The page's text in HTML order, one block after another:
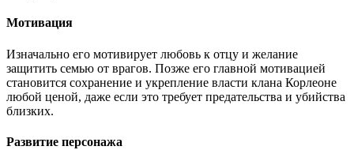
Мотивация
Изначально его мотивирует любовь к отцу и желание
защитить семью от врагов. Позже его главной мотивацией
становится сохранение и укрепление власти клана Корлеоне
любой ценой, даже если это требует предательства и убийства
близких.
Развитие персонажа